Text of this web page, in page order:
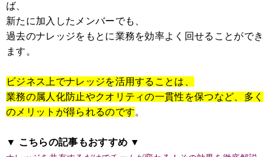
ば、
新たに加入したメンバーでも、
過去のナレッジをもとに業務を効率よく回せることができ
ます。
ビジネス上でナレッジを活用することは、
業務の属人化防止やクオリティの一貫性を保つなど、多く
のメリットが得られるのです。
▼ こちらの記事もおすすめ ▼